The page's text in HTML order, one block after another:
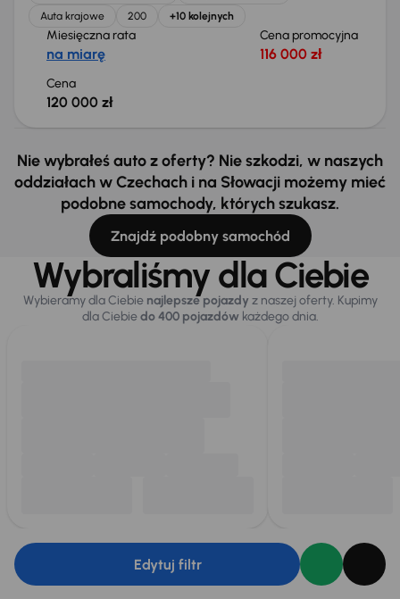
Auta krajowe
200 +10 kolejnych
Miesięczna rata
na miarę
Cena promocyjna
116 000 zł
Cena
120 000 zł
Nie wybrałeś auto z oferty? Nie szkodzi, w naszych
oddziałach w Czechach i na Słowacji możemy mieć
podobne samochody, których szukasz.
Znajdź podobny samochód
Wybraliśmy dla Ciebie
Wybieramy dla Ciebie najlepsze pojazdy z naszej oferty. Kupimy
dla Ciebiedo 400 pojazdówkażdego dnia.
Edytuj filtr